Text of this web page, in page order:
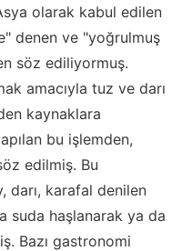
olarak kabul edilen
denen ve "yoğrulmuş
söz ediliyormuş.
amacıyla tuz ve darı
kaynaklara
bu işlemden,
edilmiş. Bu
darı, karafal denilen
suda haşlanarak ya da
Bazı gastronomi